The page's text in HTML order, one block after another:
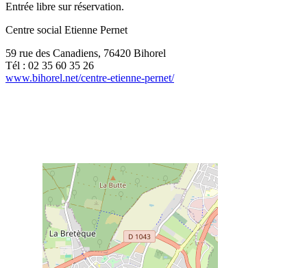
Entrée libre sur réservation.
Centre social Etienne Pernet
59 rue des Canadiens, 76420 Bihorel
Tél : 02 35 60 35 26
www.bihorel.net/centre-etienne-pernet/